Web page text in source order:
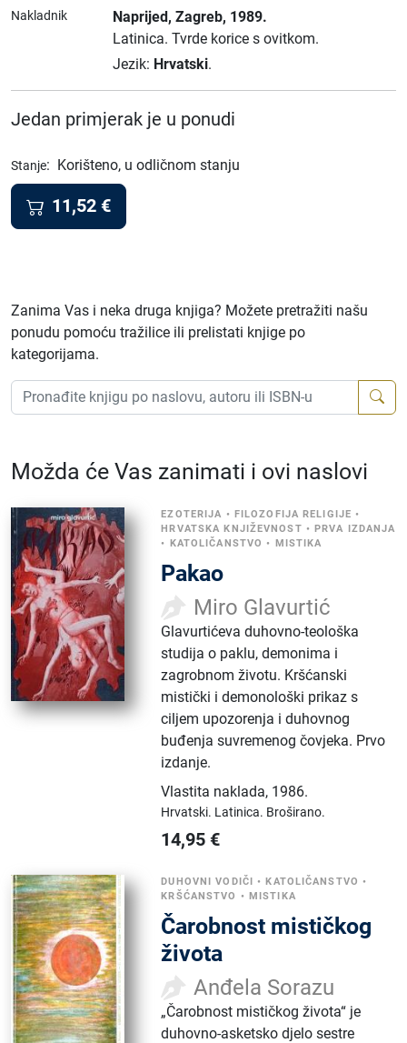
Nakladnik Naprijed, Zagreb, 1989.
Latinica. Tvrde korice s ovitkom.
Jezik: Hrvatski.
Jedan primjerak je u ponudi
Stanje: Korišteno, u odličnom stanju
11,52 €
Zanima Vas i neka druga knjiga? Možete pretražiti našu
ponudu pomoću tražilice ili prelistati knjige po
kategorijama.
Možda će Vas zanimati i ovi naslovi
EZOTERIJA • FILOZOFIJA RELIGIJE •
HRVATSKA KNJIŽEVNOST •PRVA IZDANJA
• KATOLIČANSTVO • MISTIKA
Pakao
Miro Glavurtić
Glavurtićeva duhovno-teološka
studija o paklu, demonima i
zagrobnom životu. Kršćanski
mistički i demonološki prikaz s
ciljem upozorenja i duhovnog
buđenja suvremenog čovjeka. Prvo
izdanje.
Vlastita naklada, 1986.
Hrvatski. Latinica. Broširano.
14,95 €
DUHOVNI VODIČI •KATOLIČANSTVO •
KRŠĆANSTVO • MISTIKA
Čarobnost mističkog
života
Anđela Sorazu
„Čarobnost mističkog života“ je
duhovno-asketsko djelo sestre